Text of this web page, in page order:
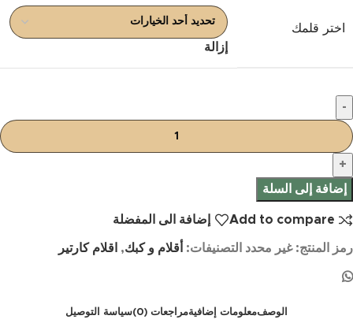
اختر قلمك
إزالة
إضافة إلى السلة
Add to compare إضافة الى المفضلة
رمز المنتج:غير محدد التصنيفات: أقلام و كبك, اقلام كارتير
الوصفمعلومات إضافيةمراجعات (0) سياسة التوصيل